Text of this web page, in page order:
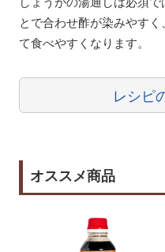
とで合わせ酢が染みやす
て食べやすくなります。
レシピ
オススメ商品